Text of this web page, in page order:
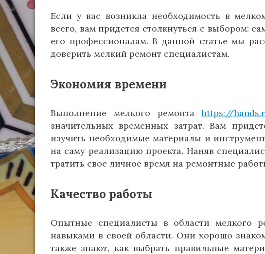
Если у вас возникла необходимость в
всего, вам придется столкнуться с выбором:
его профессионалам. В данной статье мы
доверить мелкий ремонт специалистам.
Экономия времени
Выполнение мелкого ремонтаhttps://
значительных временных затрат. Вам
изучить необходимые материалы и
на саму реализацию проекта. Наняв
тратить свое личное время на ремонтные
Качество работы
Опытные специалисты в области мелкого
навыками в своей области. Они хорошо
также знают, как выбрать правильные